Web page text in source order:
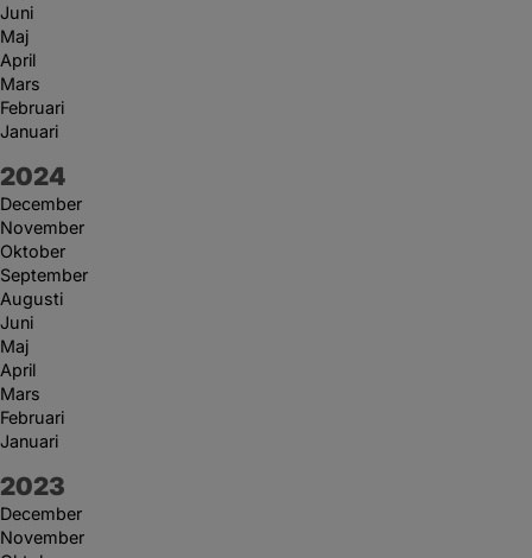
Juni
Maj
April
Mars
Februari
Januari
År:
2024
December
November
Oktober
September
Augusti
Juni
Maj
April
Mars
Februari
Januari
År:
2023
December
November